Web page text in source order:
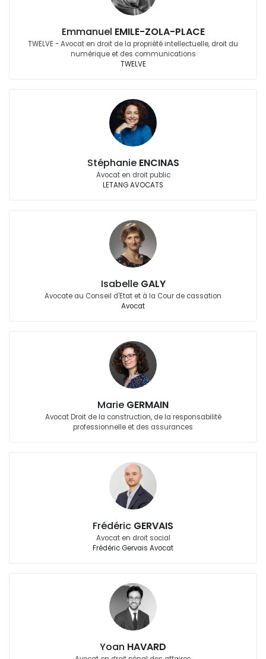
Emmanuel EMILE-ZOLA-PLACE
TWELVE - Avocat en droit de la propriété intellectuelle, droit du
numérique et des communications
TWELVE
Stéphanie ENCINAS
Avocat en droit public
LETANG AVOCATS
Isabelle GALY
Avocate au Conseil d'Etat et à la Cour de cassation
Avocat
Marie GERMAIN
Avocat Droit de la construction, de la responsabilité
professionnelle et des assurances
Frédéric GERVAIS
Avocat en droit social
Frédéric Gervais Avocat
Yoan HAVARD